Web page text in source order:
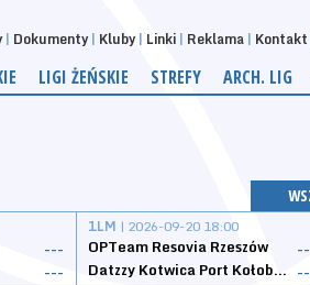
Dokumenty Kluby Linki Reklama Kontakt
LIGI ŻEŃSKIE STREFY ARCH. LIG
---
---
1LM | 2026-09-20 18:00
OPTeam Resovia Rzeszów
Datzzy Kotwica Port Kołobrzeg